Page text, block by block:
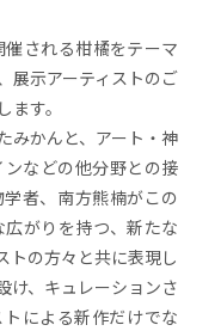
される柑橘をテーマ
展示アーティストのご
す。
みかんと、アート・神
などの他分野との接
者、南方熊楠がこの
がりを持つ、新たな
トの方々と共に表現し
け、キュレーションさ
による新作だけでな